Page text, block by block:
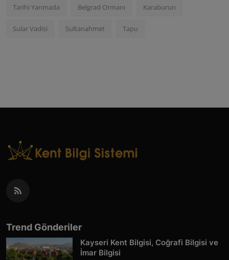
Tarihi Yarımada Belgrad Ormanı Karaburun
Sular Vadisi Sultanahmet Tapu
Trend Gönderiler
Kayseri Kent Bilgisi, Coğrafi Bilgisi ve
İmar Bilgisi